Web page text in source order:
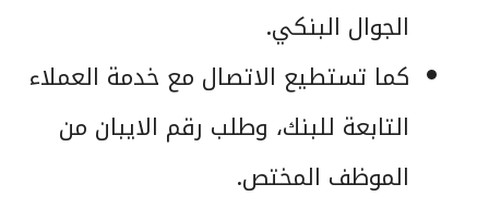
الجوال البنكي.
كما تستطيع الاتصال مع خدمة العملاء
التابعة للبنك، وطلب رقم الايبان من
الموظف المختص.